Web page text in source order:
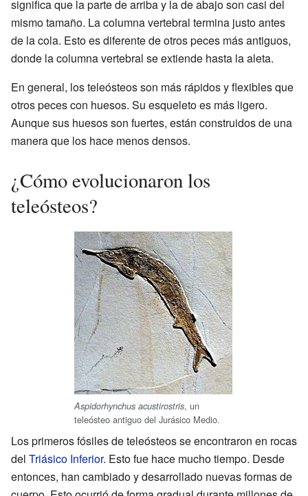
significa que la parte de arriba y la de abajo son casi del
mismo tamaño. La columna vertebral termina justo antes
de la cola. Esto es diferente de otros peces más antiguos,
donde la columna vertebral se extiende hasta la aleta.
En general, los teleósteos son más rápidos y flexibles que
otros peces con huesos. Su esqueleto es más ligero.
Aunque sus huesos son fuertes, están construidos de una
manera que los hace menos densos.
¿Cómo evolucionaron los
teleósteos?
Aspidorhynchus acustirostris, un
teleósteo antiguo del Jurásico Medio.
Los primeros fósiles de teleósteos se encontraron en rocas
del Triásico Inferior. Esto fue hace mucho tiempo. Desde
entonces, han cambiado y desarrollado nuevas formas de